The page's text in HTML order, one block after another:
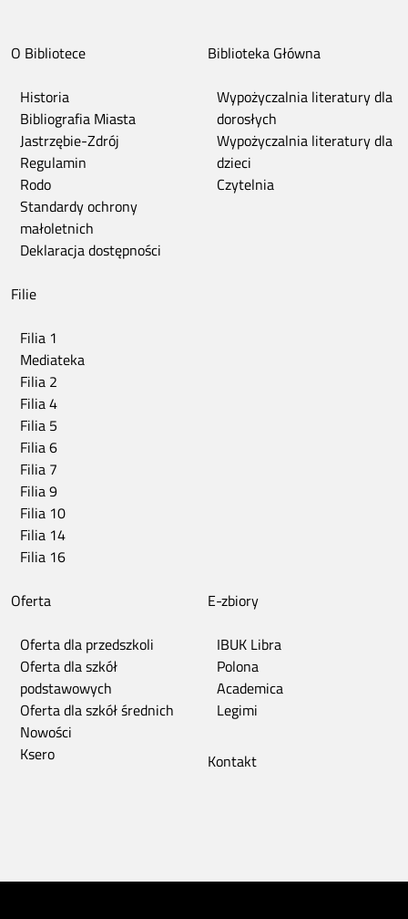
O Bibliotece
Historia
Bibliografia Miasta
Jastrzębie-Zdrój
Regulamin
Rodo
Standardy ochrony
małoletnich
Deklaracja dostępności
Biblioteka Główna
Wypożyczalnia literatury dla
dorosłych
Wypożyczalnia literatury dla
dzieci
Czytelnia
Filie
Filia 1
Mediateka
Filia 2
Filia 4
Filia 5
Filia 6
Filia 7
Filia 9
Filia 10
Filia 14
Filia 16
Oferta
Oferta dla przedszkoli
Oferta dla szkół
podstawowych
Oferta dla szkół średnich
Nowości
Ksero
E-zbiory
IBUK Libra
Polona
Academica
Legimi
Kontakt